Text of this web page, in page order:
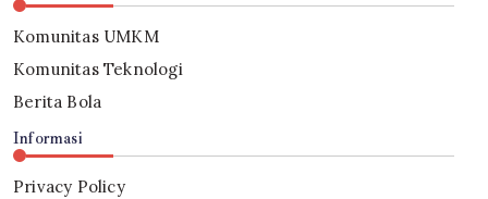
Komunitas UMKM
Komunitas Teknologi
Berita Bola
Informasi
Privacy Policy